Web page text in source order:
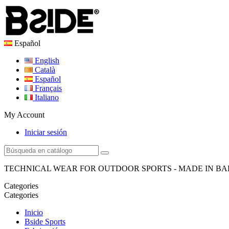
Español
English
Català
Español
Français
Italiano
My Account
Iniciar sesión
TECHNICAL WEAR FOR OUTDOOR SPORTS - MADE IN
Categories
Categories
Inicio
Bside Sports